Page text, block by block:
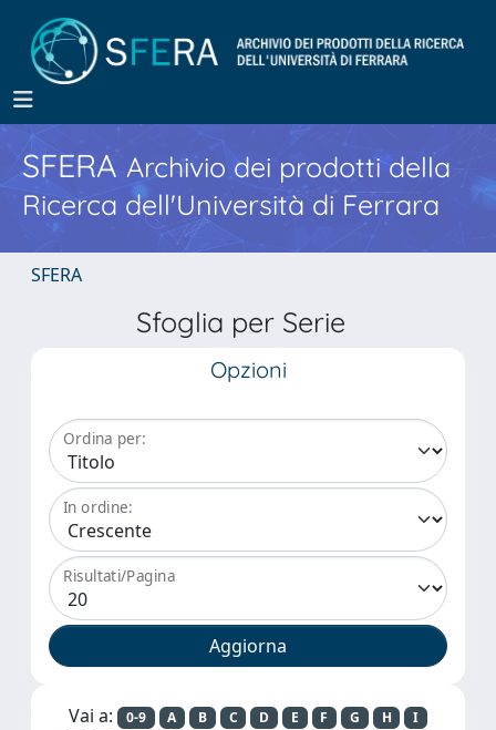
SFERA Archivio dei prodotti della
Ricerca dell'Università di Ferrara
SFERA
Sfoglia per Serie
Opzioni
Ordina per:
In ordine:
Risultati/Pagina
Vai a: 0-9 A B C D E F G H
I